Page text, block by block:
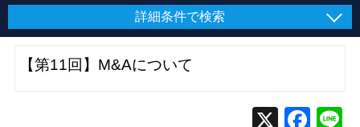
詳細条件で検索
【第11回】M&Aについて